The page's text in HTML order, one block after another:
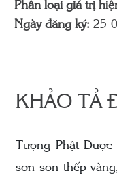
Phân loại giá trị
Ngày đăng ký:25-
KHẢO TẢ
Tượng Phật
sơn son thếp